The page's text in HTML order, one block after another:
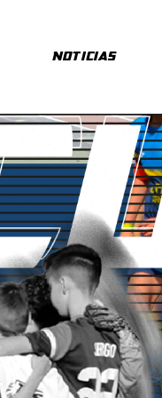
Noticias